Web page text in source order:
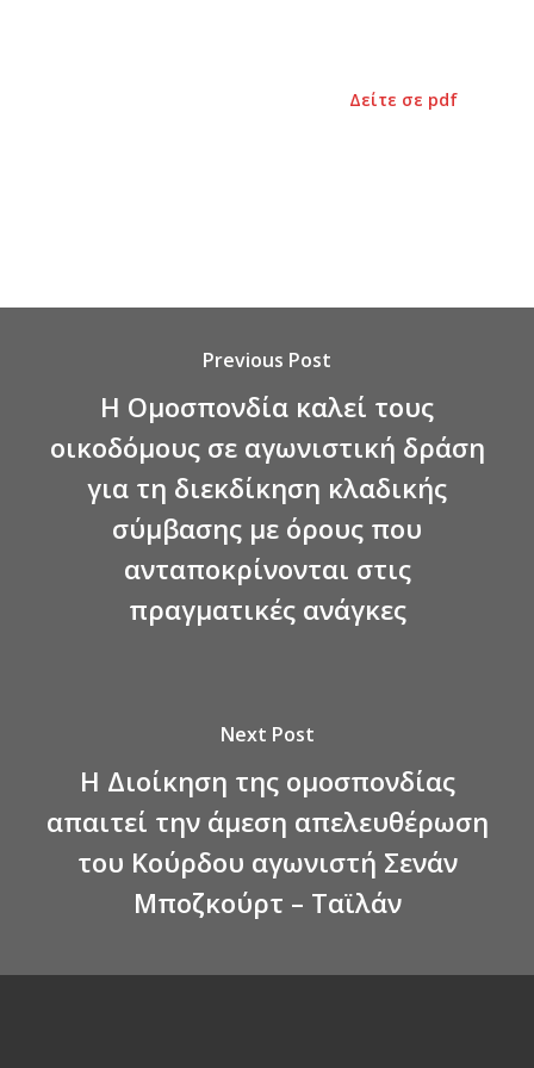
Δείτε σε pdf
Previous Post
Η Ομοσπονδία καλεί τους
οικοδόμους σε αγωνιστική δράση
για τη διεκδίκηση κλαδικής
σύμβασης με όρους που
ανταποκρίνονται στις
πραγματικές ανάγκες
Next Post
Η Διοίκηση της ομοσπονδίας
απαιτεί την άμεση απελευθέρωση
του Κούρδου αγωνιστή Σενάν
Μποζκούρτ – Ταϊλάν